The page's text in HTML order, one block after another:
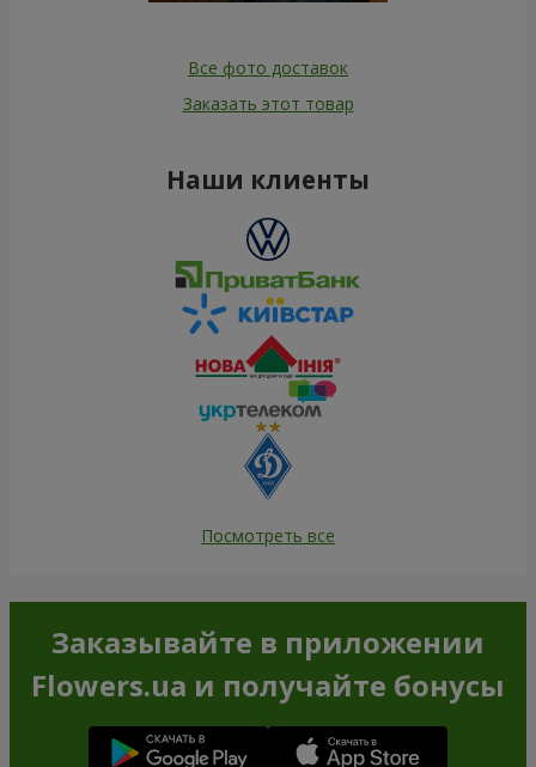
Все фото доставок
Заказать этот товар
Наши клиенты
Посмотреть все
Заказывайте в приложении
Flowers.ua и получайте бонусы